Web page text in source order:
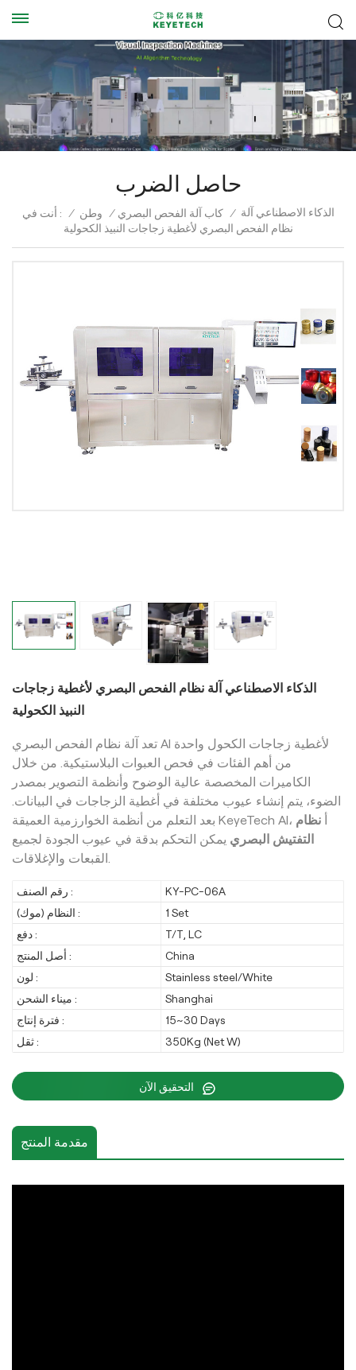
حاصل الضرب
أنت في : / وطن / كاب آلة الفحص البصري / الذكاء الاصطناعي آلة
نظام الفحص البصري لأغطية زجاجات النبيذ الكحولية
الذكاء الاصطناعي آلة نظام الفحص البصري لأغطية زجاجات
النبيذ الكحولية
تعد آلة نظام الفحص البصري AI لأغطية زجاجات الكحول واحدة
من أهم الفئات في فحص العبوات البلاستيكية. من خلال
الكاميرات المخصصة عالية الوضوح وأنظمة التصوير بمصدر
الضوء، يتم إنشاء عيوب مختلفة في أغطية الزجاجات في البيانات.
نظام
التفتيش البصري يمكن التحكم بدقة في عيوب الجودة لجميع
رقم الصنف :
KY-PC-06A
النظام (موك) :
1 Set
دفع :
T/T, LC
أصل المنتج :
China
لون :
Stainless steel/White
ميناء الشحن :
Shanghai
فترة إنتاج :
15~30 Days
ثقل :
350Kg (Net W)
مقدمة المنتج